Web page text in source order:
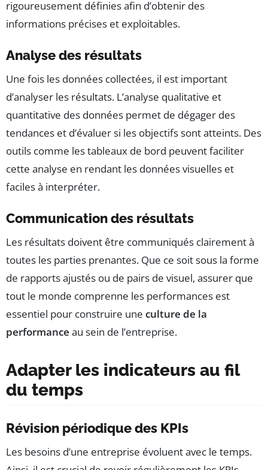
rigoureusement définies afin d’obtenir des
informations précises et exploitables.
Analyse des résultats
Une fois les données collectées, il est important
d’analyser les résultats. L’analyse qualitative et
quantitative des données permet de dégager des
tendances et d’évaluer si les objectifs sont atteints. Des
outils comme les tableaux de bord peuvent faciliter
cette analyse en rendant les données visuelles et
faciles à interpréter.
Communication des résultats
Les résultats doivent être communiqués clairement à
toutes les parties prenantes. Que ce soit sous la forme
de rapports ajustés ou de pairs de visuel, assurer que
tout le monde comprenne les performances est
essentiel pour construire une culture de la
performance au sein de l’entreprise.
Adapter les indicateurs au fil
du temps
Révision périodique des KPIs
Les besoins d’une entreprise évoluent avec le temps.